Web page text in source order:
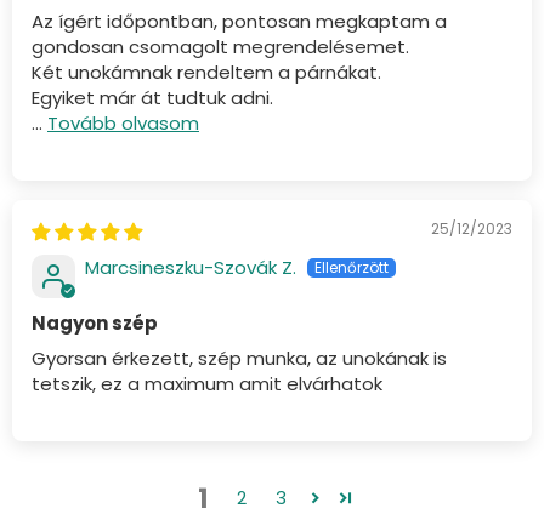
Az ígért időpontban, pontosan megkaptam a
gondosan csomagolt megrendelésemet.
Két unokámnak rendeltem a párnákat.
Egyiket már át tudtuk adni.
... Tovább olvasom
25/12/2023
Marcsineszku-Szovák Z.
Nagyon szép
Gyorsan érkezett, szép munka, az unokának is
tetszik, ez a maximum amit elvárhatok
1 2 3